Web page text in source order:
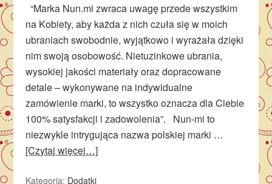
“Marka Nun.mi zwraca uwagę przede wszystkim
na Kobiety, aby każda z nich czuła się w moich
ubraniach swobodnie, wyjątkowo i wyrażała dzięki
nim swoją osobowość. Nietuzinkowe ubrania,
wysokiej jakości materiały oraz dopracowane
detale – wykonywane na indywidualne
zamówienie marki, to wszystko oznacza dla Ciebie
100% satysfakcji i zadowolenia”. Nun-mi to
niezwykle intrygująca nazwa polskiej marki …
[Czytaj więcej…]
Kategoria: Dodatki